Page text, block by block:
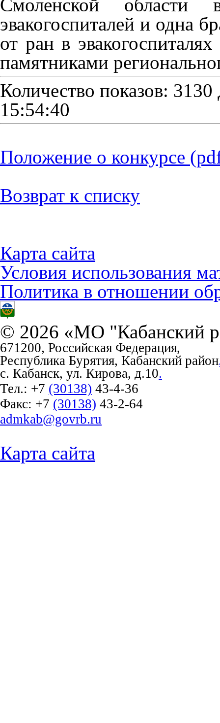
Смоленской
эвакогоспиталей и одна
от ран в
памятниками
Количество показов: 3130
15:54:40
Положение о конкурсе
Возврат к списку
Карта сайта
Условия использования
Политика в отношении
© 2026 «МО "Кабанский
671200, Российская Федерация,
Республика Бурятия, Кабанский район
с. Кабанск, ул. Кирова, д.10.
Тел.: +7 (30138) 43-4-36
Факс: +7 (30138) 43-2-64
admkab@govrb.ru
Карта сайта